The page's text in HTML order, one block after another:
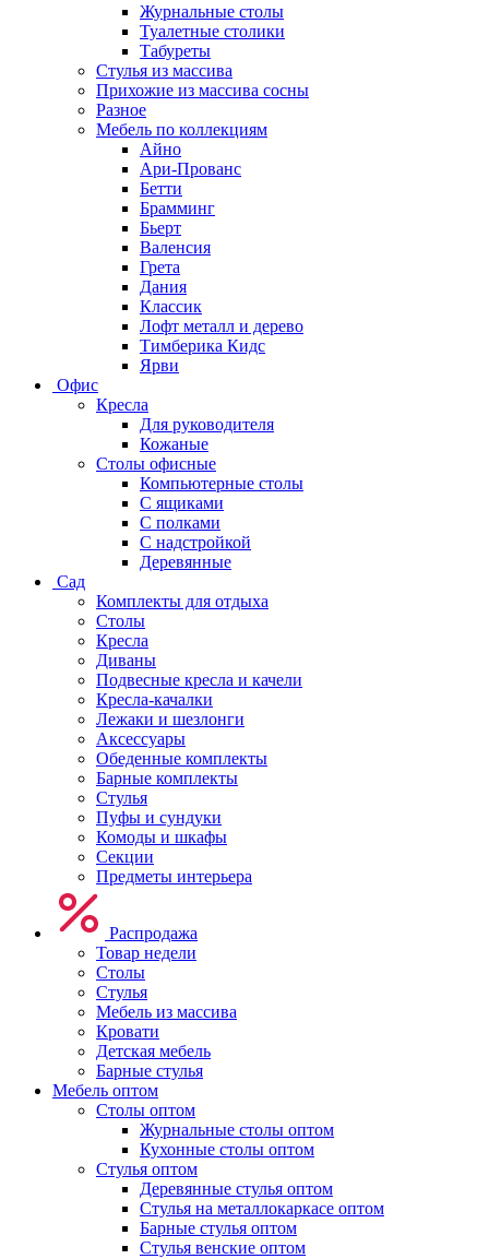
Журнальные столы
Туалетные столики
Табуреты
Стулья из массива
Прихожие из массива сосны
Разное
Мебель по коллекциям
Айно
Ари-Прованс
Бетти
Брамминг
Бьерт
Валенсия
Грета
Дания
Классик
Лофт металл и дерево
Тимберика Кидс
Ярви
Офис
Кресла
Для руководителя
Кожаные
Столы офисные
Компьютерные столы
С ящиками
С полками
С надстройкой
Деревянные
Сад
Комплекты для отдыха
Столы
Кресла
Диваны
Подвесные кресла и качели
Кресла-качалки
Лежаки и шезлонги
Аксессуары
Обеденные комплекты
Барные комплекты
Стулья
Пуфы и сундуки
Комоды и шкафы
Секции
Предметы интерьера
Распродажа
Товар недели
Столы
Стулья
Мебель из массива
Кровати
Детская мебель
Барные стулья
Мебель оптом
Столы оптом
Журнальные столы оптом
Кухонные столы оптом
Стулья оптом
Деревянные стулья оптом
Стулья на металлокаркасе оптом
Барные стулья оптом
Стулья венские оптом